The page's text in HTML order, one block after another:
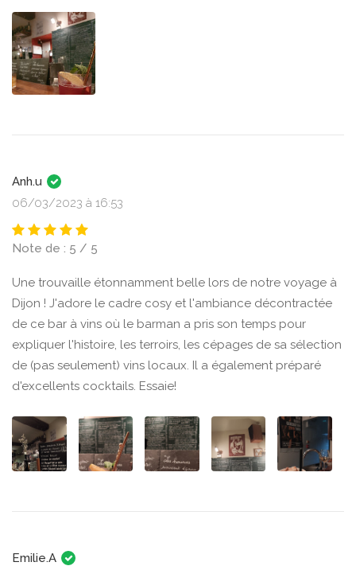
Anh.u
06/03/2023 à 16:53
Note de : 5 / 5
Une trouvaille étonnamment belle lors de notre voyage à
Dijon ! J'adore le cadre cosy et l'ambiance décontractée
de ce bar à vins où le barman a pris son temps pour
expliquer l'histoire, les terroirs, les cépages de sa sélection
de (pas seulement) vins locaux. Il a également préparé
d'excellents cocktails. Essaie!
Emilie.A